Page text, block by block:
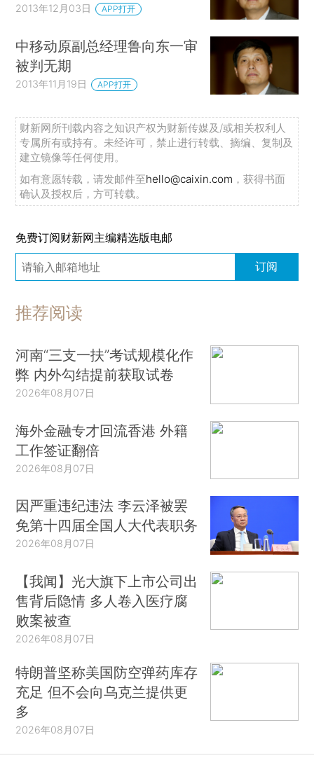
2013年12月03日 APP打开
中移动原副总经理鲁向东一审
被判无期
2013年11月19日 APP打开
财新网所刊载内容之知识产权为财新传媒及/或相关权利人
专属所有或持有。未经许可，禁止进行转载、摘编、复制及
建立镜像等任何使用。
如有意愿转载，请发邮件至hello@caixin.com ，获得书面
确认及授权后，方可转载。
免费订阅财新网主编精选版电邮
订阅
推荐阅读
河南“三支一扶”考试规模化作
弊 内外勾结提前获取试卷
2026年08月07日
海外金融专才回流香港 外籍
工作签证翻倍
2026年08月07日
因严重违纪违法 李云泽被罢
免第十四届全国人大代表职务
2026年08月07日
【我闻】光大旗下上市公司出
售背后隐情 多人卷入医疗腐
败案被查
2026年08月07日
特朗普坚称美国防空弹药库存
充足 但不会向乌克兰提供更
多
2026年08月07日